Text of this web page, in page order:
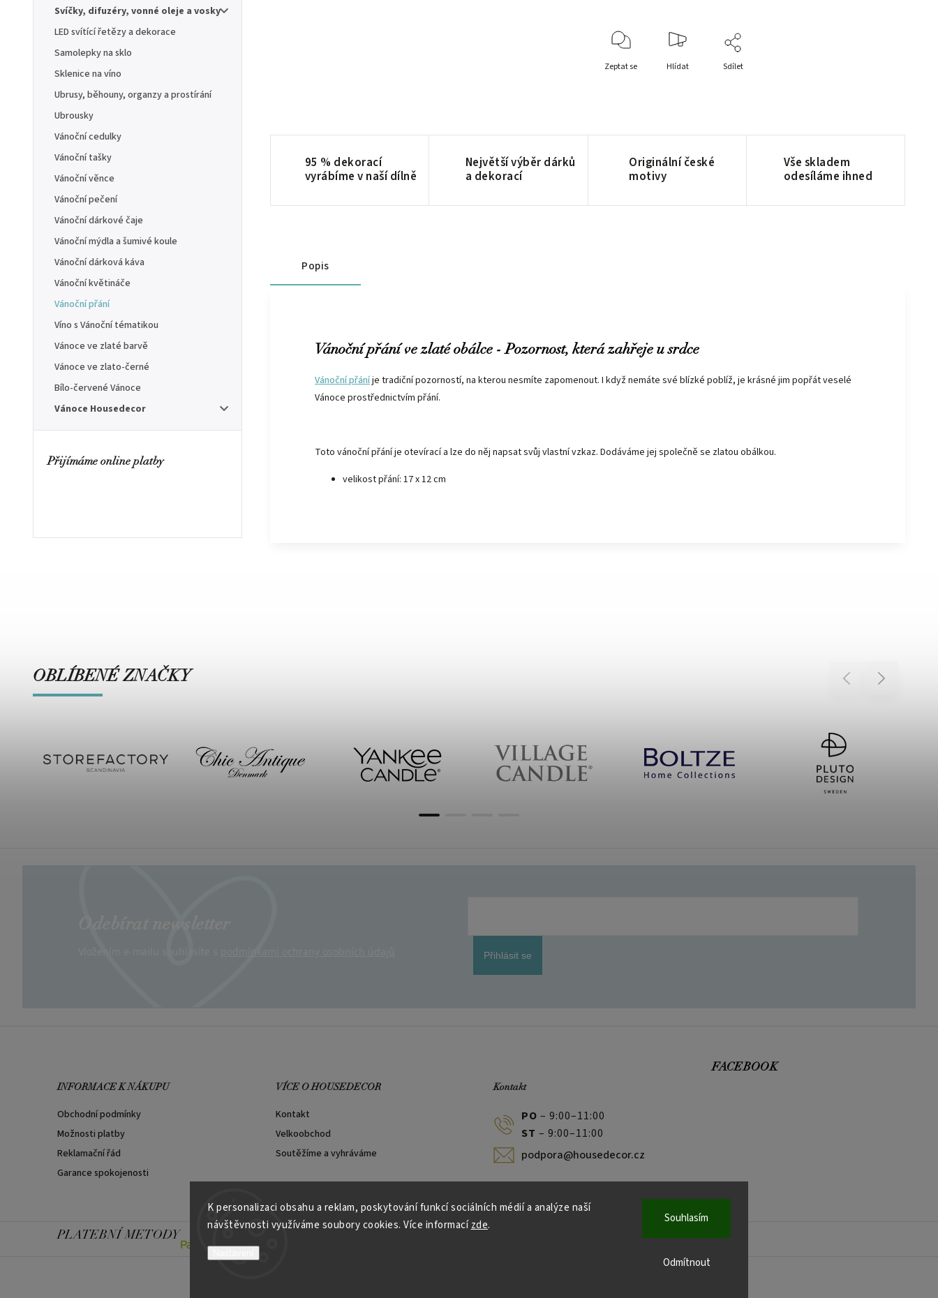
K personalizaci obsahu a reklam, poskytování funkcí sociálních médií a analýze naší
návštěvnosti využíváme soubory cookies. Více informacízde.
Odmítnout
Souhlasím
Svíčky, difuzéry, vonné oleje a vosky
LED svítící řetězy a dekorace
Samolepky na sklo
Sklenice na víno
Ubrusy, běhouny, organzy a prostírání
Ubrousky
Vánoční cedulky
Vánoční tašky
Vánoční věnce
Vánoční pečení
Vánoční dárkové čaje
Vánoční mýdla a šumivé koule
Vánoční dárková káva
Vánoční květináče
Vánoční přání
Víno s Vánoční tématikou
Vánoce ve zlaté barvě
Vánoce ve zlato-černé
Bílo-červené Vánoce
Vánoce Housedecor
Přijímáme online platby
Zeptat se Hlídat Sdílet
95 % dekorací
vyrábíme v naší dílně
Největší výběr dárků
a dekorací
Originální české
motivy
Vše skladem
odesíláme ihned
Popis
Vánoční přání ve zlaté obálce - Pozornost, která zahřeje u srdce
Vánoční přáníje tradiční pozorností, na kterou nesmíte zapomenout. I když nemáte své blízké poblíž, je krásné jim popřát veselé
Vánoce prostřednictvím přání.
Toto vánoční přání je otevírací a lze do něj napsat svůj vlastní vzkaz. Dodáváme jej společně se zlatou obálkou.
velikost přání: 17 x 12 cm
OBLÍBENÉ ZNAČKY Previous Next
Přihlásit se
INFORMACE K NÁKUPU
Obchodní podmínky
Možnosti platby
Reklamační řád
Garance spokojenosti
VÍCE O HOUSEDECOR
Kontakt
Velkoobchod
Soutěžíme a vyhráváme
Kontakt
PO – 9:00–11:00
ST – 9:00–11:00
podpora@housedecor.cz
FACEBOOK
PLATEBNÍ METODY